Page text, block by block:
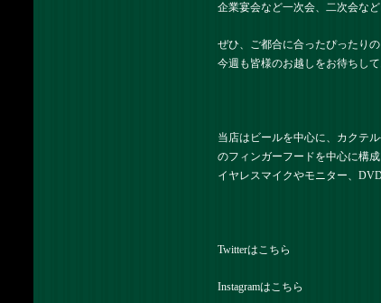
企業宴会など一次会、二次会な
ぜひ、ご都合に合ったぴったりの
今週も皆様のお越しをお待ちして
当店はビールを中心に、カクテ
のフィンガーフードを中心に構
イヤレスマイクやモニター、
Twitterはこちら
Instagramはこちら